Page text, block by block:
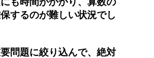
するのが難しい状況でし
問題に絞り込んで、絶対